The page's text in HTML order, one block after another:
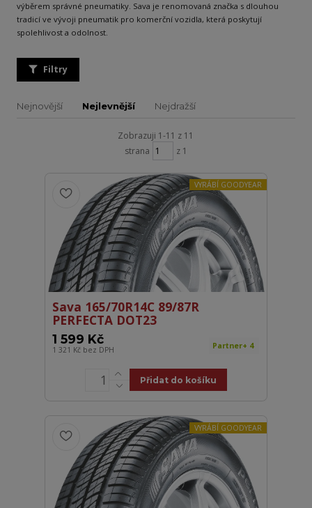
výběrem správné pneumatiky. Sava je renomovaná značka s dlouhou
tradicí ve vývoji pneumatik pro komerční vozidla, která poskytují
spolehlivost a odolnost.
Filtry
Nejnovější Nejlevnější Nejdražší
Zobrazuji 1-11 z 11
strana
z 1
VYRÁBÍ GOODYEAR
Sava 165/70R14C 89/87R
PERFECTA DOT23
1 599 Kč
1 321 Kč bez DPH Partner+ 4
Přidat do košíku
VYRÁBÍ GOODYEAR